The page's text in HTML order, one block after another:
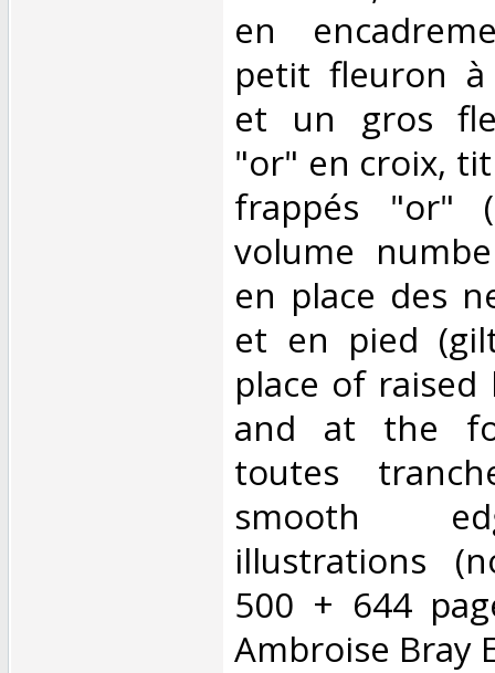
en
petit fleuron à
et un gros
"or" en croix,
frappés "or"
volume
en place des
et en pied
place of
and at the
toutes
smooth
illustrations
500 + 644
Ambroise Bray